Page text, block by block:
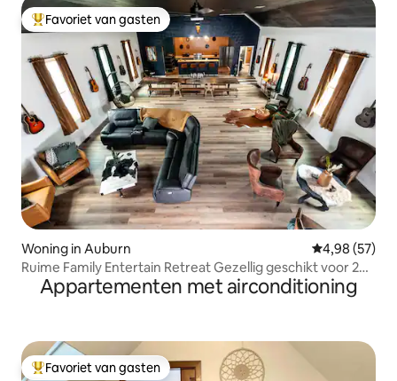
Topfavoriet van gasten
Favoriet van gasten
Woning in Auburn Gemiddelde
4,98 (57)
Ruime Family Entertain Retreat Gezellig geschikt voor 20
personen
Appartementen met airconditioning
Topfavoriet van gasten
Favoriet van gasten